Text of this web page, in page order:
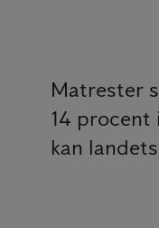
Matrester
14 procent
kan